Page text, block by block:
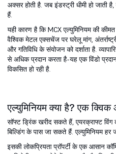
अक्सर होती है. जब इंडस्ट्री धीमी हो जाती
हैं.
यही कारण है कि MCX एल्युमिनियम की
वैश्विक मेटल एक्सचेंज पर घरेलू मांग,
और गतिविधि के संयोजन को दर्शाता है.
से अधिक प्रदान करता है-यह एक विंडो
विकसित हो रही है.
एल्युमिनियम क्या है? एक क्विक
सॉफ्ट ड्रिंक खरीद सकते हैं, एयरक्राफ्ट
बिल्डिंग के पास जा सकते हैं. एल्युमिनियम हर
इसकी लोकप्रियता प्रॉपर्टी के एक आसान